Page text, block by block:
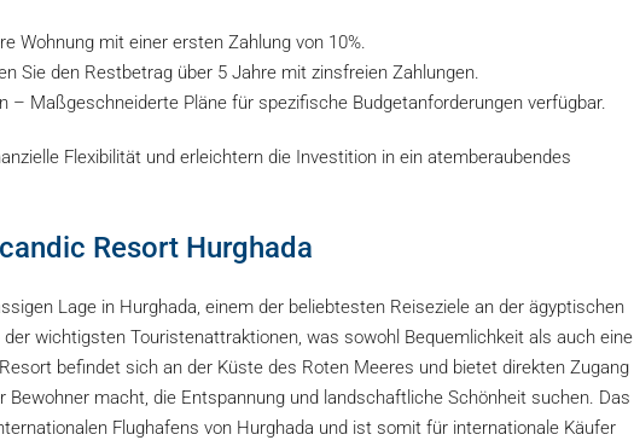
Wohnung mit einer ersten Zahlung von 10%.
Sie den Restbetrag über 5 Jahre mit zinsfreien Zahlungen.
– Maßgeschneiderte Pläne für spezifische Budgetanforderungen verfügbar.
Flexibilität und erleichtern die Investition in ein atemberaubendes
Resort Hurghada
Lage in Hurghada, einem der beliebtesten Reiseziele an der ägyptischen
wichtigsten Touristenattraktionen, was sowohl Bequemlichkeit als auch eine
befindet sich an der Küste des Roten Meeres und bietet direkten Zugang
Bewohner macht, die Entspannung und landschaftliche Schönheit suchen. Das
Flughafens von Hurghada und ist somit für internationale Käufer